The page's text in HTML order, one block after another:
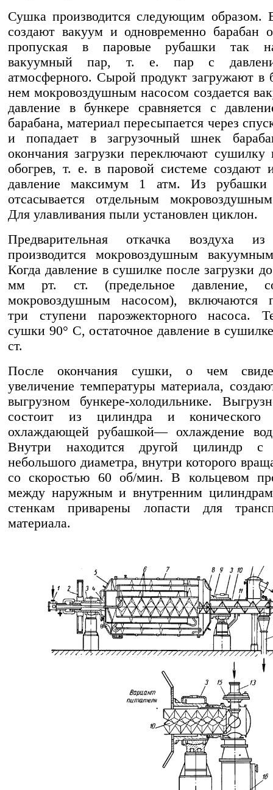
Сушка производится следующим образом.
создают вакуум и одновременно барабан
пропуская в паровые рубашки так
вакуумный пар, т. е. пар с
атмосферного. Сырой продукт загружают в
нем мокровоздушным насосом создается
давление в бункере сравняется с
барабана, материал пересыпается через
и попадает в загрузочный шнек
окончания загрузки переключают
обогрев, т. е. в паровой системе создают
давление максимум 1 атм. Из рубашки
отсасывается отдельным
Для улавливания пыли установлен циклон.
Предварительная откачка воздуха из
производится мокровоздушным
Когда давление в сушилке после загрузки
мм рт. ст. (предельное давление,
мокровоздушным насосом), включаются
три ступени пароэжекторного насоса.
сушки 90° С, остаточное давление в
ст.
После окончания сушки, о чем
увеличение температуры материала,
выгрузном бункере-холодильнике.
состоит из цилиндра и
охлаждающей рубашкой— охлаждение
Внутри находится другой цилиндр с
небольшого диаметра, внутри которого
со скоростью 60 об/мин. В кольцевом
между наружным и внутренним
стенкам приварены лопасти для
материала.